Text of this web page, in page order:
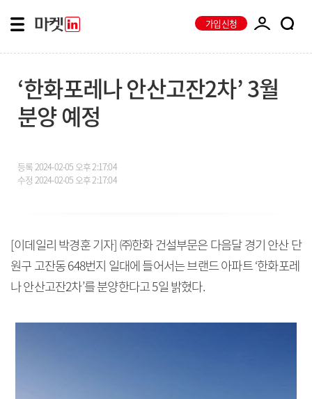
가입신청
‘한화포레나 안산고잔2차’ 3월
분양 예정
등록2024-02-05 오후 2:17:04
수정 2024-02-05 오후 2:17:04
[이데일리 박경훈 기자] ㈜한화 건설부문은 다음달 경기 안산 단
원구 고잔동 648번지 일대에 들어서는 브랜드 아파트 ‘한화포레
나 안산고잔2차’를 분양한다고 5일 밝혔다.